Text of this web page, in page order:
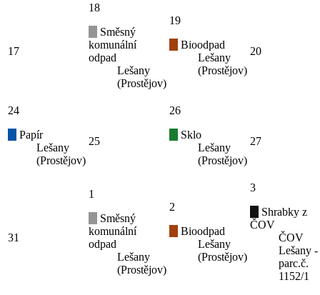
17
18
Směsný
komunální
odpad
Lešany
(Prostějov)
19
Bioodpad
Lešany
(Prostějov)
20
24
Papír
Lešany
(Prostějov)
25
26
Sklo
Lešany
(Prostějov)
27
31
1
Směsný
komunální
odpad
Lešany
(Prostějov)
2
Bioodpad
Lešany
(Prostějov)
3
Shrabky z
ČOV
ČOV
Lešany -
parc.č.
1152/1